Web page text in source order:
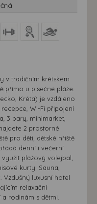
v tradičním krétském
přímo u písečné pláže.
Kréta) je vzdáleno
Wi-Fi připojení
3 bary, minimarket,
2 prostorné
pro děti, dětské hřiště
denní i večerní
plážový volejbal,
kurty. Sauna,
Vzdušný luxusní hotel
relaxační
rodinám s dětmi.